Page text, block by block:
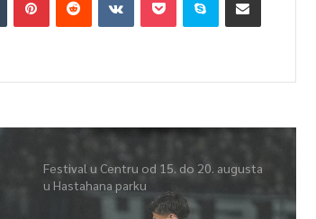
Festival u Centru od 15. do 20. augusta
u Hastahana parku